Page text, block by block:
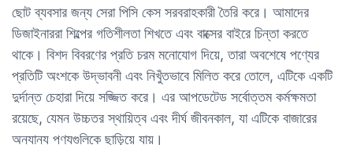
ছোট ব্যবসার জন্য সেরা পিসি কেস সরবরাহকারী তৈরি করে। আমাদের
ডিজাইনাররা শিল্পের গতিশীলতা শিখতে এবং বাক্সের বাইরে চিন্তা করতে
থাকে। বিশদ বিবরণের প্রতি চরম মনোযোগ দিয়ে, তারা অবশেষে পণ্যের
প্রতিটি অংশকে উদ্ভাবনী এবং নিখুঁতভাবে মিলিত করে তোলে, এটিকে একটি
দুর্দান্ত চেহারা দিয়ে সজ্জিত করে। এর আপডেটেড সর্বোত্তম কর্মক্ষমতা
রয়েছে, যেমন উচ্চতর স্থায়িত্ব এবং দীর্ঘ জীবনকাল, যা এটিকে বাজারের
অন্যান্য পণ্যগুলিকে ছাড়িয়ে যায়।